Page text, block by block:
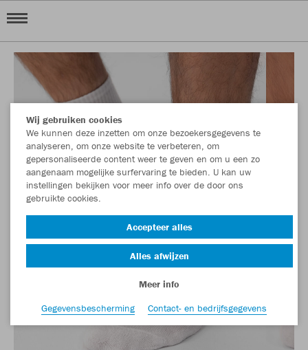
Wij gebruiken cookies
We kunnen deze inzetten om onze bezoekersgegevens te
analyseren, om onze website te verbeteren, om
gepersonaliseerde content weer te geven en om u een zo
aangenaam mogelijke surfervaring te bieden. U kan uw
instellingen bekijken voor meer info over de door ons
gebruikte cookies.
Accepteer alles
Alles afwijzen
Meer info
Gegevensbescherming
Contact- en bedrijfsgegevens